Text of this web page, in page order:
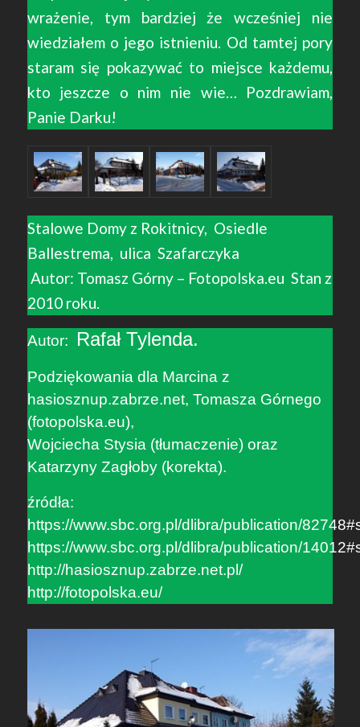
wrażenie, tym bardziej że wcześniej nie
wiedziałem o jego istnieniu. Od tamtej pory
staram się pokazywać to miejsce każdemu,
kto jeszcze o nim nie wie… Pozdrawiam,
Panie Darku! ​
Stalowe Domy z Rokitnicy, Osiedle
Ballestrema, ulica Szafarczyka
​ Autor: Tomasz Górny – Fotopolska.eu Stan z
2010 roku.
Autor: Rafał Tylenda.
Podziękowania dla Marcina z
hasiosznup.zabrze.net, Tomasza Górnego
(fotopolska.eu),
Wojciecha Stysia (tłumaczenie) oraz
Katarzyny Zagłoby (korekta).
​źródła:
https://www.sbc.org.pl/dlibra/publication/
https://www.sbc.org.pl/dlibra/publication/
http://hasiosznup.zabrze.net.pl/
http://fotopolska.eu/